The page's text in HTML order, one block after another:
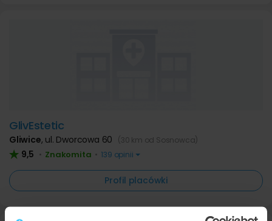
GlivEstetic
Gliwice, ul. Dworcowa 60 (30 km od Sosnowca)
9,5 • Znakomita • 139 opinii
Profil placówki